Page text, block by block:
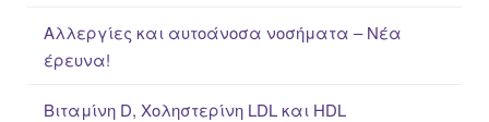
Αλλεργίες και αυτοάνοσα νοσήματα – Νέα
έρευνα!
Βιταμίνη D, Χοληστερίνη LDL και HDL